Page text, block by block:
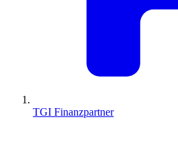
TGI Finanzpartner